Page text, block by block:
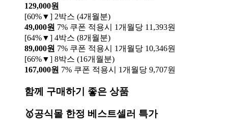
129,000원
[60%▼] 2박스 (4개월분)
49,000원 7% 쿠폰 적용시 1개월당 11,393원
[64%▼] 4박스 (8개월분)
89,000원 7% 쿠폰 적용시 1개월당 10,346원
[66%▼] 8박스 (16개월분)
167,000원 7% 쿠폰 적용시 1개월당 9,707원
함께 구매하기 좋은 상품
🥇공식몰 한정 베스트셀러 특가